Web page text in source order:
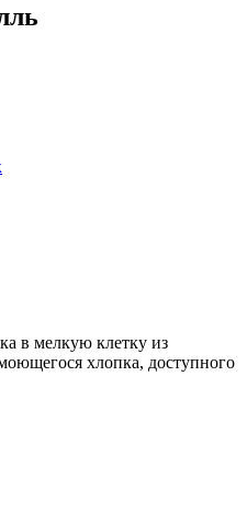
в мелкую клетку из
хлопка, доступного